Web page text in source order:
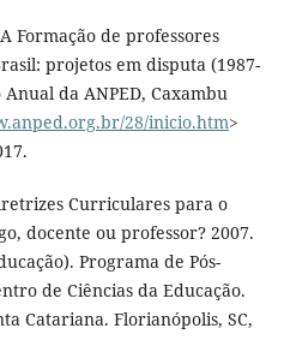
Formação de professores
projetos em disputa (1987-
da ANPED, Caxambu
28/inicio.htm>
Curriculares para o
docente ou professor? 2007.
Programa de Pós-
de Ciências da Educação.
Catariana. Florianópolis, SC,